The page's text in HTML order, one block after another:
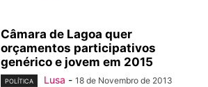
Câmara de Lagoa quer
orçamentos participativos
genérico e jovem em 2015
POLÍTICA Lusa - 18 de Novembro de 2013